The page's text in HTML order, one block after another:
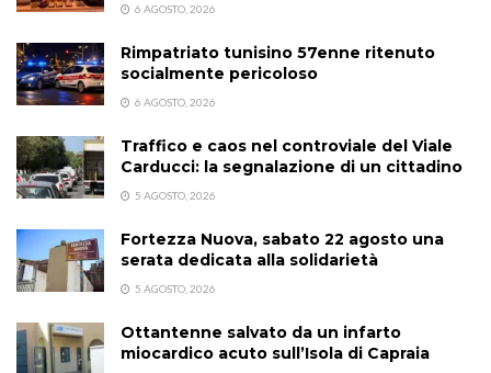
6 AGOSTO, 2026
Rimpatriato tunisino 57enne ritenuto
socialmente pericoloso
6 AGOSTO, 2026
Traffico e caos nel controviale del Viale
Carducci: la segnalazione di un cittadino
5 AGOSTO, 2026
Fortezza Nuova, sabato 22 agosto una
serata dedicata alla solidarietà
5 AGOSTO, 2026
Ottantenne salvato da un infarto
miocardico acuto sull’Isola di Capraia